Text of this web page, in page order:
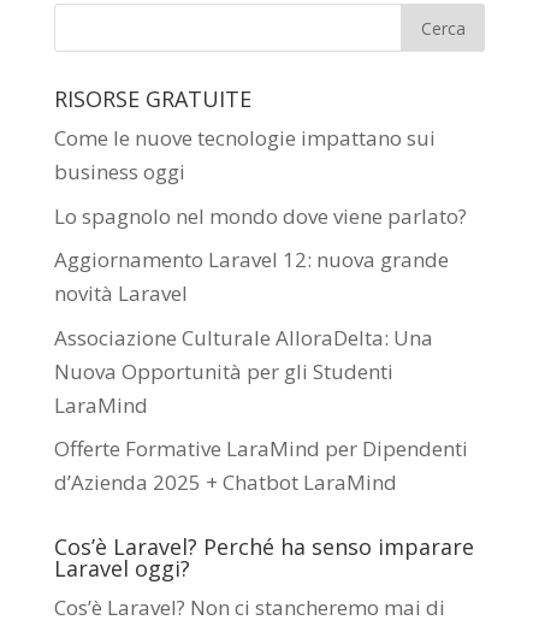
RISORSE GRATUITE
Come le nuove tecnologie impattano sui
business oggi
Lo spagnolo nel mondo dove viene parlato?
Aggiornamento Laravel 12: nuova grande
novità Laravel
Associazione Culturale AlloraDelta: Una
Nuova Opportunità per gli Studenti
LaraMind
Offerte Formative LaraMind per Dipendenti
d’Azienda 2025 + Chatbot LaraMind
Cos’è Laravel? Perché ha senso imparare
Laravel oggi?
Cos’è Laravel? Non ci stancheremo mai di